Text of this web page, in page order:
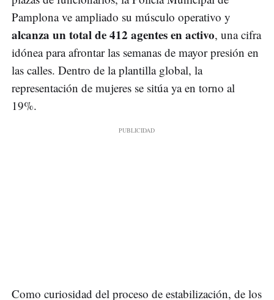
Pamplona ve ampliado su músculo operativo y
alcanza un total de 412 agentes en activo, una cifra
idónea para afrontar las semanas de mayor presión en
las calles. Dentro de la plantilla global, la
representación de mujeres se sitúa ya en torno al
19%.
Como curiosidad del proceso de estabilización, de los